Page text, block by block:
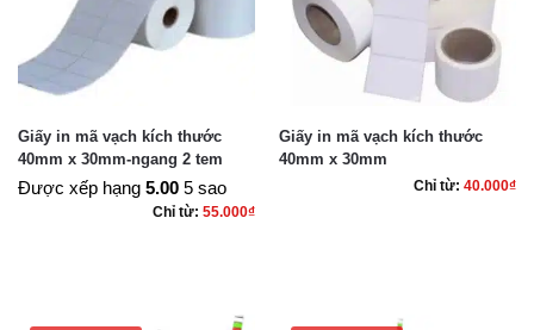
Giấy in mã vạch kích thước
40mm x 30mm-ngang 2 tem
Được xếp hạng 5.00 5 sao
Chỉ từ: 55.000₫
Giấy in mã vạch kích thước
40mm x 30mm
Chỉ từ: 40.000₫